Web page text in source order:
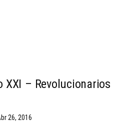
XXI – Revolucionarios
26, 2016